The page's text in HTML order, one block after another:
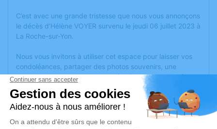
C’est avec une grande tristesse que nous vous annonçons
le décès d’Hélène VOYER survenu le jeudi 06 juillet 2023 à
La Roche-sur-Yon.
Nous vous invitons à utiliser cet espace pour laisser vos
condoléances, partager des photos souvenirs, une
anecdote ou exprimer vos pensées à travers des poèmes
ou des textes. Cet endroit est un lieu d'expression dédié à
honorer la mémoire d’Hélène VOYER.
Un service de plantation d’arbre hommage estdisponible